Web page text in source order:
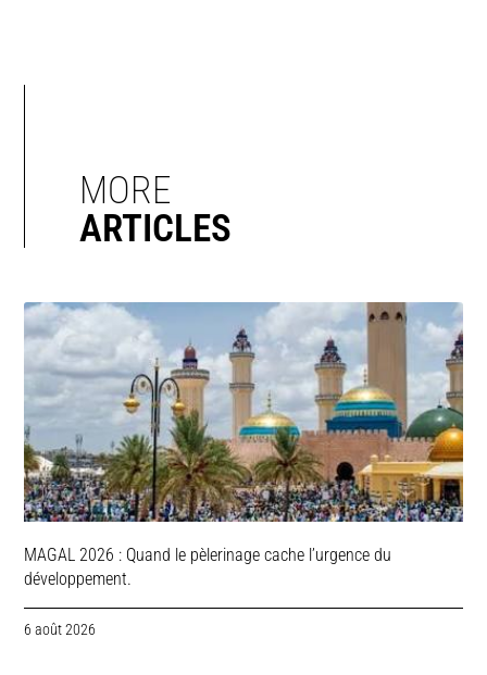
MORE
ARTICLES
MAGAL 2026 : Quand le pèlerinage cache l’urgence du
développement.
6 août 2026